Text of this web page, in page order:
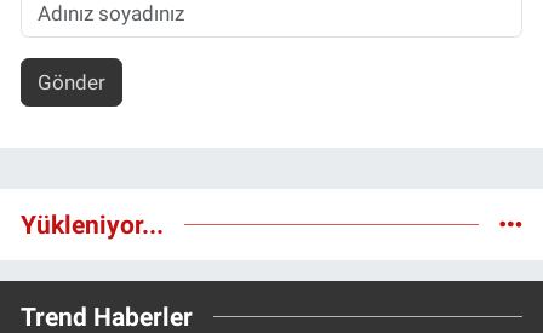
Gönder
Yükleniyor...
Trend Haberler